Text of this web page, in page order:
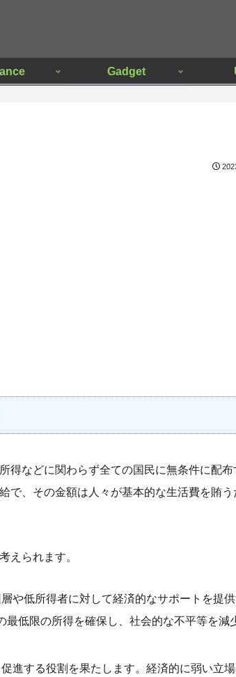
Gadget
得などに関わらず全ての国民に無条件に配布
で、その金額は人々が基本的な生活費を賄う
えられます。
や低所得者に対して経済的なサポートを提
低限の所得を確保し、社会的な不平等を減
進する役割を果たします。経済的に弱い立